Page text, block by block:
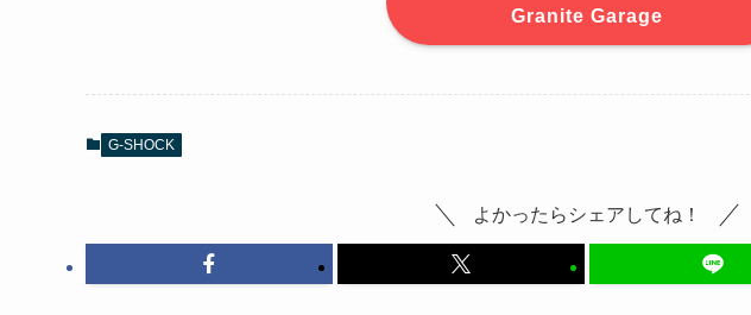
Granite Garage
G-SHOCK
よかったらシェアしてね！